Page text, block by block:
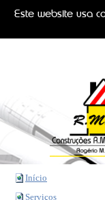
Este website usa
Início
Serviços